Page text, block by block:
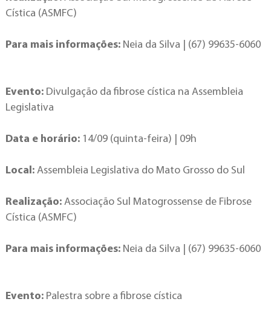
Cística (ASMFC)
Para mais informações: Neia da Silva | (67) 99635-6060
Evento: Divulgação da fibrose cística na Assembleia
Legislativa
Data e horário: 14/09 (quinta-feira) | 09h
Local:Assembleia Legislativa do Mato Grosso do Sul
Realização: Associação Sul Matogrossense de Fibrose
Cística (ASMFC)
Para mais informações: Neia da Silva | (67) 99635-6060
Evento: Palestra sobre a fibrose cística